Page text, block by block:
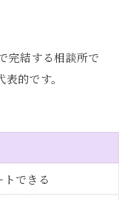
完結する相談所で
的です。
できる